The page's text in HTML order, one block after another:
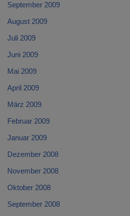
September 2009
August 2009
Juli 2009
Juni 2009
Mai 2009
April 2009
März 2009
Februar 2009
Januar 2009
Dezember 2008
November 2008
Oktober 2008
September 2008